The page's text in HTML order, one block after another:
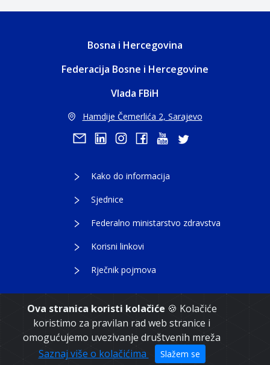
Ova stranica koristi kolačiće 🍪 Kolačiće
koristimo za pravilan rad web stranice i
omogućujemo uvezivanje društvenih mreža
Saznaj više o kolačićima
Slažem se
Bosna i Hercegovina
Federacija Bosne i Hercegovine
Vlada FBiH
Hamdije Čemerlića 2, Sarajevo
Kako do informacija
Sjednice
Federalno ministarstvo zdravstva
Korisni linkovi
Rječnik pojmova
Copyright 2021. Vlada Federacije Bosne i
Hercegovine